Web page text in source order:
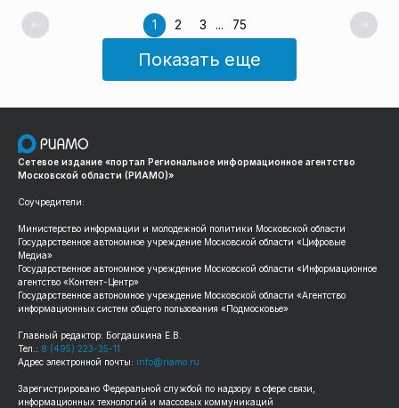
1 2 3 ... 75
Показать еще
Сетевое издание «портал Региональное информационное агентство
Московской области (РИАМО)»
Соучредители:
Министерство информации и молодежной политики Московской области
Государственное автономное учреждение Московской области «Цифровые
Медиа»
Государственное автономное учреждение Московской области «Информационное
агентство «Контент-Центр»
Государственное автономное учреждение Московской области «Агентство
информационных систем общего пользования «Подмосковье»
Главный редактор: Богдашкина Е.В.
Тел.: 8 (495) 223-35-11
Адрес электронной почты: info@riamo.ru
Зарегистрировано Федеральной службой по надзору в сфере связи,
информационных технологий и массовых коммуникаций